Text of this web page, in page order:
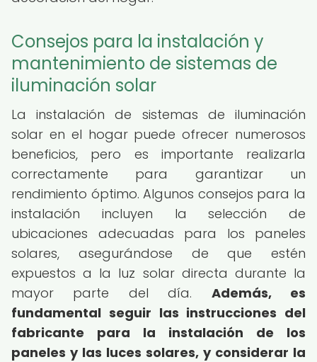
Consejos para la instalación y
mantenimiento de sistemas de
iluminación solar
La instalación de sistemas de iluminación
solar en el hogar puede ofrecer numerosos
beneficios, pero es importante realizarla
correctamente para garantizar un
rendimiento óptimo. Algunos consejos para la
instalación incluyen la selección de
ubicaciones adecuadas para los paneles
solares, asegurándose de que estén
expuestos a la luz solar directa durante la
mayor parte del día. Además, es
fundamental seguir las instrucciones del
fabricante para la instalación de los
paneles y las luces solares, y considerar la